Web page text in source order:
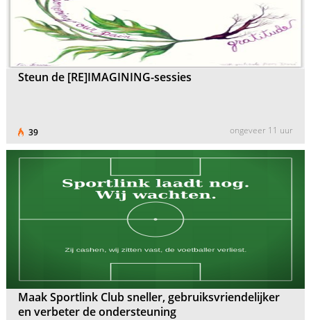
Steun de [RE]IMAGINING-sessies
39 ongeveer 11 uur
Maak Sportlink Club sneller, gebruiksvriendelijker
en verbeter de ondersteuning